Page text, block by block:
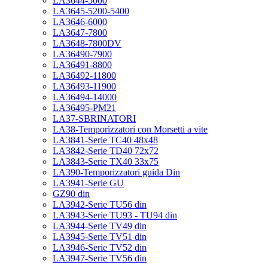
LA3645-5200-5400
LA3646-6000
LA3647-7800
LA3648-7800DV
LA36490-7900
LA36491-8800
LA36492-11800
LA36493-11900
LA36494-14000
LA36495-PM21
LA37-SBRINATORI
LA38-Temporizzatori con Morsetti a vite
LA3841-Serie TC40 48x48
LA3842-Serie TD40 72x72
LA3843-Serie TX40 33x75
LA390-Temporizzatori guida Din
LA3941-Serie GU
GZ90 din
LA3942-Serie TU56 din
LA3943-Serie TU93 - TU94 din
LA3944-Serie TV49 din
LA3945-Serie TV51 din
LA3946-Serie TV52 din
LA3947-Serie TV56 din